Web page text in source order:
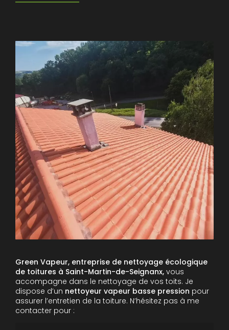
Green Vapeur, entreprise de nettoyage écologique
de toitures à Saint-Martin-de-Seignanx, vous
accompagne dans le nettoyage de vos toits. Je
dispose d’un nettoyeur vapeur basse pression pour
assurer l’entretien de la toiture. N’hésitez pas à me
contacter pour :